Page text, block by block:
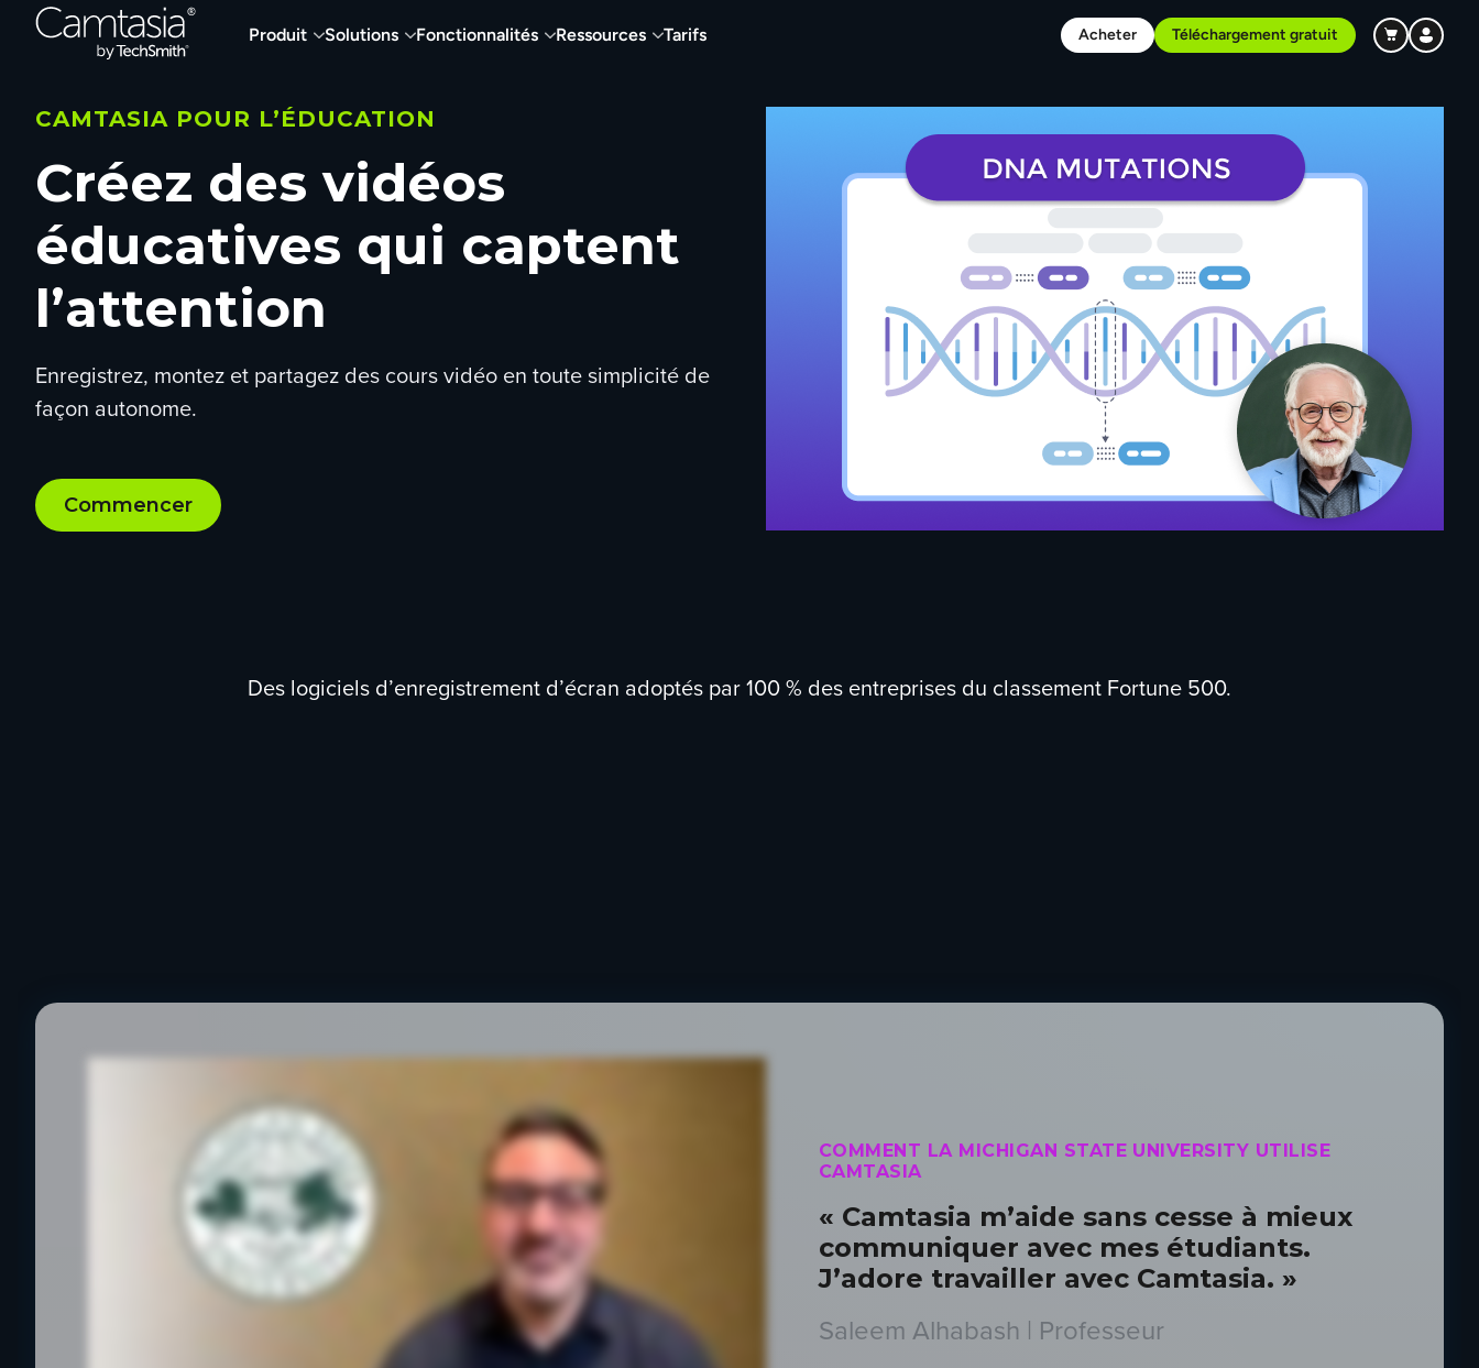
Passer
directement
Produit Solutions Fonctionnalités Ressources Tarifs Acheter Téléchargement gratuit
CAMTASIA POUR L’ÉDUCATION
Créez des vidéos
éducatives qui captent
l’attention
Enregistrez, montez et partagez des cours vidéo en toute simplicité de
façon autonome.
Commencer
Des logiciels d’enregistrement d’écran adoptés par 100 % des entreprises du classement Fortune 500.
COMMENT LA MICHIGAN STATE UNIVERSITY UTILISE
CAMTASIA
« Camtasia m’aide sans cesse à mieux
communiquer avec mes étudiants.
J’adore travailler avec Camtasia. »
Saleem Alhabash | Professeur